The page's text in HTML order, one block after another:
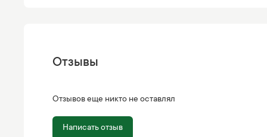
Отзывы
Отзывов еще никто не оставлял
Написать отзыв